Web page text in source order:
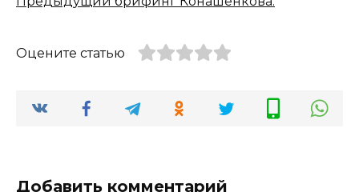
Оцените статью
Добавить комментарий